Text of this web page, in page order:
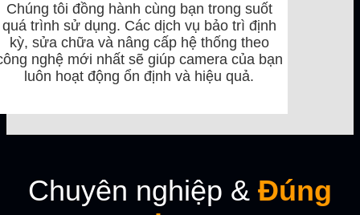
Chúng tôi đồng hành cùng bạn trong suốt
quá trình sử dụng. Các dịch vụ bảo trì định
kỳ, sửa chữa và nâng cấp hệ thống theo
nghệ mới nhất sẽ giúp camera của bạn
luôn hoạt động ổn định và hiệu quả.
Chuyên nghiệp & Đúng